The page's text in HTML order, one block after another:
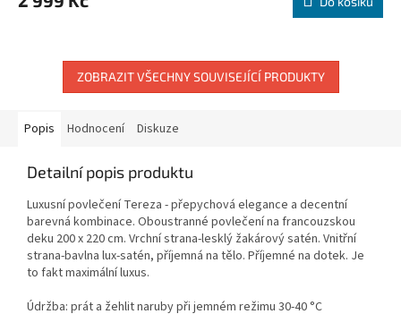
ZOBRAZIT VŠECHNY SOUVISEJÍCÍ PRODUKTY
Popis Hodnocení Diskuze
Detailní popis produktu
Luxusní povlečení Tereza - přepychová elegance a decentní
barevná kombinace. Oboustranné povlečení na francouzskou
deku 200 x 220 cm. Vrchní strana-lesklý žakárový satén. Vnitřní
strana-bavlna lux-satén, příjemná na tělo. Příjemné na dotek. Je
to fakt maximální luxus.
Údržba: prát a žehlit naruby při jemném režimu 30-40 °C